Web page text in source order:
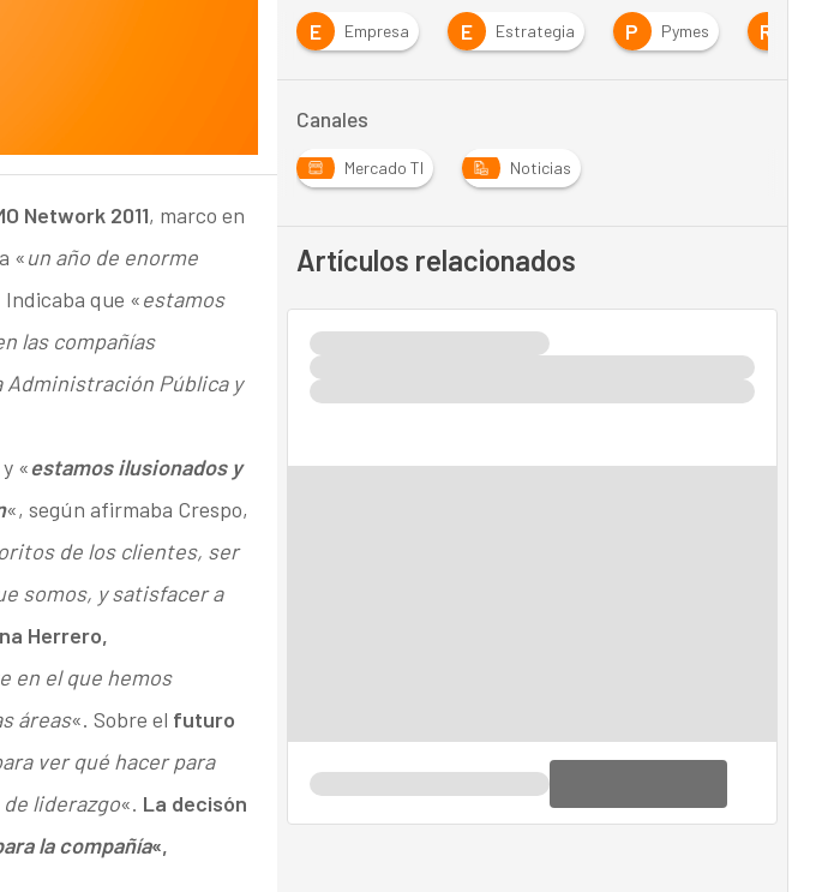
Network 2011, marco en
«un año de enorme
Indicaba que «estamos
las compañías
Administración Pública y
«estamos ilusionados y
«, según afirmaba Crespo,
de los clientes, ser
somos, y satisfacer a
Herrero,
en el que hemos
áreas«. Sobre el futuro
ver qué hacer para
liderazgo«. La decisón
la compañía«,
E Empresa E Estrategia P Pymes R
Canales
Mercado TI Noticias
Artículos relacionados